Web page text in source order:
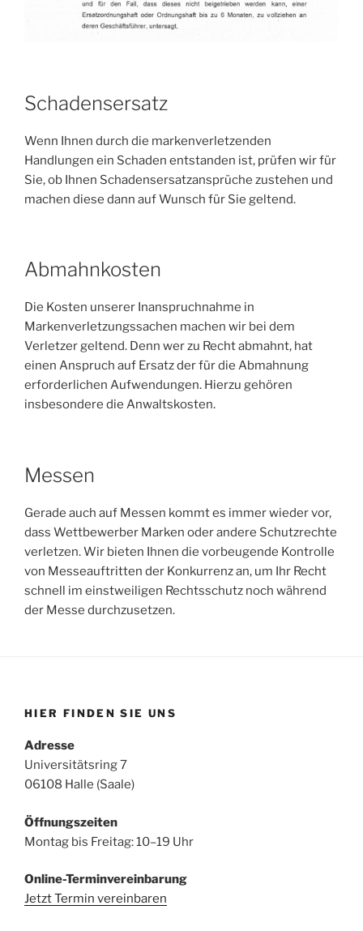
Schadensersatz
Wenn Ihnen durch die markenverletzenden
Handlungen ein Schaden entstanden ist, prüfen wir für
Sie, ob Ihnen Schadensersatzansprüche zustehen und
machen diese dann auf Wunsch für Sie geltend.
Abmahnkosten
Die Kosten unserer Inanspruchnahme in
Markenverletzungssachen machen wir bei dem
Verletzer geltend. Denn wer zu Recht abmahnt, hat
einen Anspruch auf Ersatz der für die Abmahnung
erforderlichen Aufwendungen. Hierzu gehören
insbesondere die Anwaltskosten.
Messen
Gerade auch auf Messen kommt es immer wieder vor,
dass Wettbewerber Marken oder andere Schutzrechte
verletzen. Wir bieten Ihnen die vorbeugende Kontrolle
von Messeauftritten der Konkurrenz an, um Ihr Recht
schnell im einstweiligen Rechtsschutz noch während
der Messe durchzusetzen.
HIER FINDEN SIE UNS
Adresse
Universitätsring 7
06108 Halle (Saale)
Öffnungszeiten
Montag bis Freitag: 10–19 Uhr
Online-Terminvereinbarung
Jetzt Termin vereinbaren